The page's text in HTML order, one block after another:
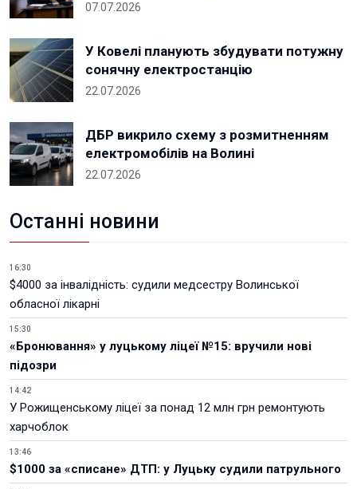
07.07.2026
У Ковелі планують збудувати потужну
сонячну електростанцію
22.07.2026
ДБР викрило схему з розмитненням
електромобілів на Волині
22.07.2026
Останні новини
16:30
$4000 за інвалідність: судили медсестру Волинської
обласної лікарні
15:30
«Бронювання» у луцькому ліцеї №15: вручили нові
підозри
14:42
У Рожищенському ліцеї за понад 12 млн грн ремонтують
харчоблок
13:46
$1000 за «списане» ДТП: у Луцьку судили патрульного